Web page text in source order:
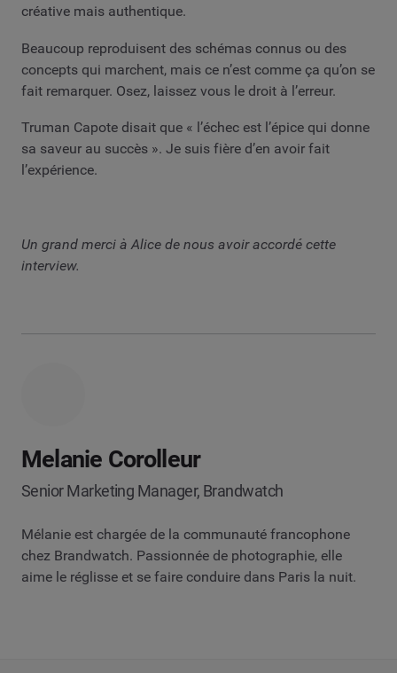
créative mais authentique.
Beaucoup reproduisent des schémas connus ou des
concepts qui marchent, mais ce n’est comme ça qu’on se
fait remarquer. Osez, laissez vous le droit à l’erreur.
Truman Capote disait que « l’échec est l’épice qui donne
sa saveur au succès ». Je suis fière d’en avoir fait
l’expérience.
Un grand merci à Alice de nous avoir accordé cette
interview.
Melanie Corolleur
Senior Marketing Manager, Brandwatch
Mélanie est chargée de la communauté francophone
chez Brandwatch. Passionnée de photographie, elle
aime le réglisse et se faire conduire dans Paris la nuit.